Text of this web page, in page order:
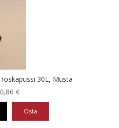
30L, Musta
0,86 €
Osta